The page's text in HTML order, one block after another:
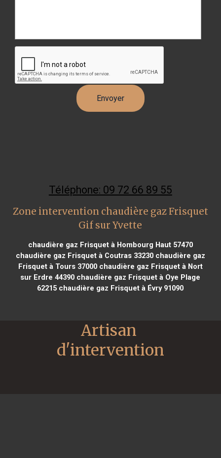
Téléphone: 09 72 66 89 55
Zone intervention chaudière gaz Frisquet
Gif sur Yvette
chaudière gaz Frisquet à Hombourg Haut 57470
chaudière gaz Frisquet à Coutras 33230chaudière gaz
Frisquet à Tours 37000chaudière gaz Frisquet à Nort
sur Erdre 44390 chaudière gaz Frisquet à Oye Plage
62215 chaudière gaz Frisquet à Évry 91090
Artisan
d'intervention